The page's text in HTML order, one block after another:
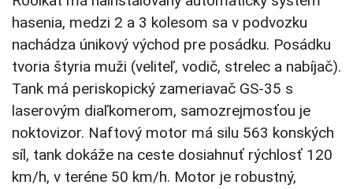
hasenia, medzi 2 a 3 kolesom sa v podvozku
nachádza únikový východ pre posádku. Posádku
tvoria štyria muži (veliteľ, vodič, strelec a nabíjač).
Tank má periskopický zameriavač GS-35 s
laserovým diaľkomerom, samozrejmosťou je
noktovizor. Naftový motor má silu 563 konských
síl, tank dokáže na ceste dosiahnuť rýchlosť 120
km/h, v teréne 50 km/h. Motor je robustný,